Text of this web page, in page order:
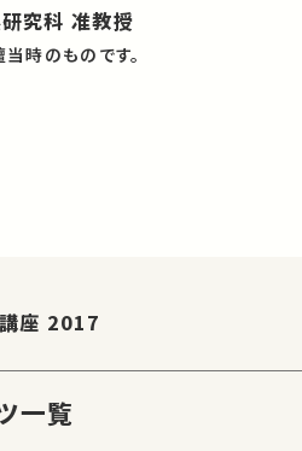
究科 准教授
時のものです。
座 2017
一覧